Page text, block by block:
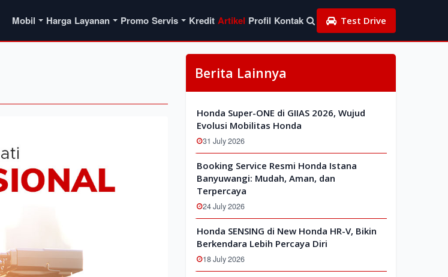
Mobil Harga Layanan Promo Servis Kredit Artikel Profil Kontak Test Drive
Berita Lainnya
Honda Super-ONE di GIIAS 2026, Wujud
Evolusi Mobilitas Honda
31 July 2026
Booking Service Resmi Honda Istana
Banyuwangi: Mudah, Aman, dan
Terpercaya
24 July 2026
Honda SENSING di New Honda HR-V, Bikin
Berkendara Lebih Percaya Diri
18 July 2026